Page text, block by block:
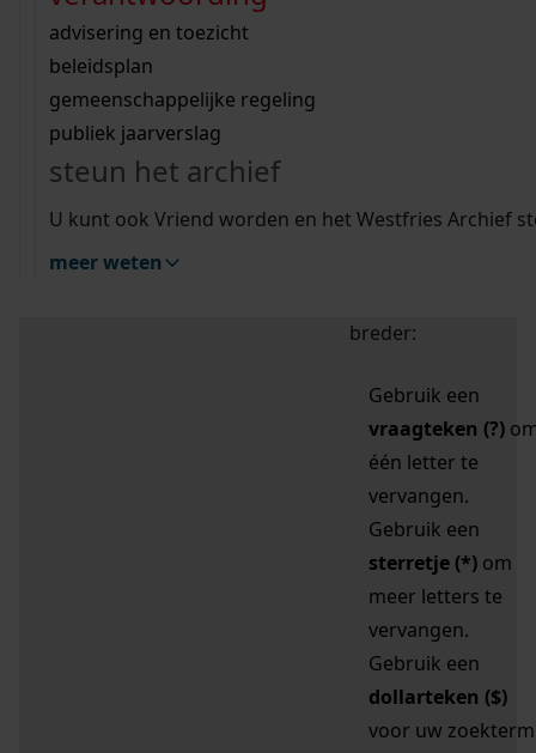
bouwvergunningen
omgevingsvergunningen
vergunningen
beeld en geluid
uitleg nodig?
Wij helpen u op weg met een aantal zoektips.
bekijk alle zoektips
Wij helpen u op weg met een aantal zoektips.
bekijk alle zoektips
bekijk ons geschiedenislokaal
advisering en toezicht
beleidsplan
gemeenschappelijke regeling
publiek jaarverslag
steun het archief
U kunt ook Vriend worden en het Westfries Archief
meer weten
zoektips
Mijn Studiezaal (inloggen)
uw zoekopdracht te
breder:
Gebruik een
vraagteken (?)
één letter te
vervangen.
Gebruik een
sterretje (*) om
meer letters te
vervangen.
Gebruik een
dollarteken ($)
voor uw zoekterm